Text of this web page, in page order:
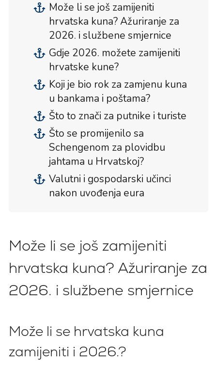
Može li se još zamijeniti
hrvatska kuna? Ažuriranje za
2026. i službene smjernice
Gdje 2026. možete zamijeniti
hrvatske kune?
Koji je bio rok za zamjenu kuna
u bankama i poštama?
Što to znači za putnike i turiste
Što se promijenilo sa
Schengenom za plovidbu
jahtama u Hrvatskoj?
Valutni i gospodarski učinci
nakon uvođenja eura
Može li se još zamijeniti
hrvatska kuna? Ažuriranje za
2026. i službene smjernice
Može li se hrvatska kuna
zamijeniti i 2026.?